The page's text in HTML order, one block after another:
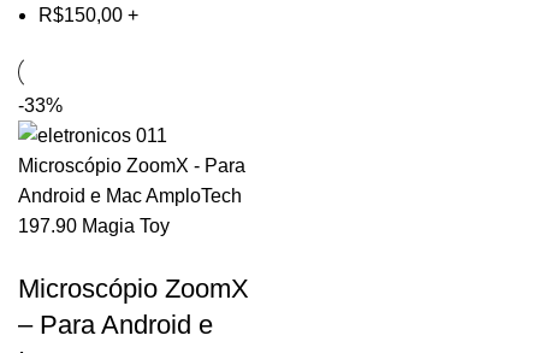
R$150,00 +
-33%
Microscópio ZoomX
– Para Android e